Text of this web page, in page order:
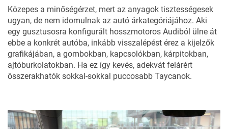
Közepes a minőségérzet, mert az anyagok tisztességesek
ugyan, de nem idomulnak az autó árkategóriájához. Aki
egy gusztusosra konfigurált hosszmotoros Audiból ülne át
ebbe a konkrét autóba, inkább visszalépést érez a kijelzők
grafikájában, a gombokban, kapcsolókban, kárpitokban,
ajtóburkolatokban. Ha ez így kevés, adekvát felárért
összerakhatók sokkal-sokkal puccosabb Taycanok.